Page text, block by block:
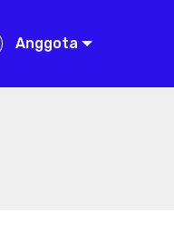
Anggota